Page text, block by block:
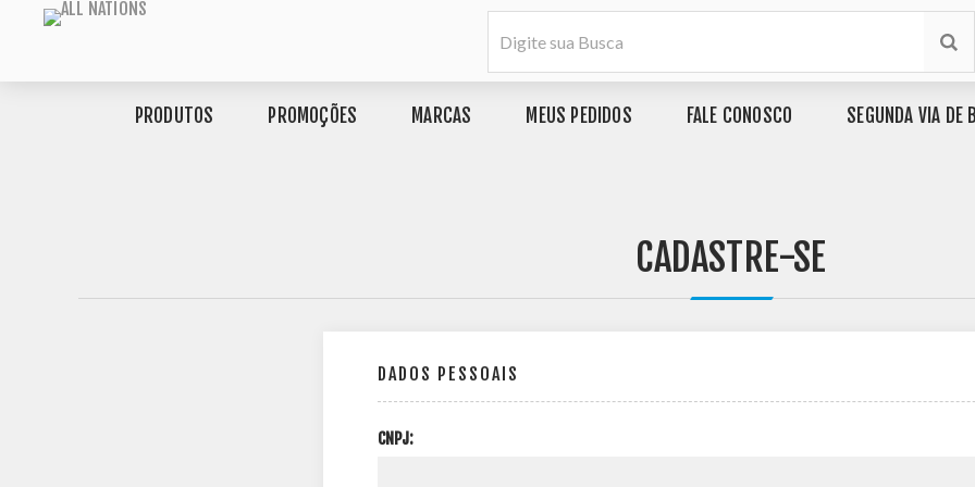
PRODUTOS PROMOÇÕES MARCAS MEUS PEDIDOS FALE CONOSCO SEGUNDA VIA DE
CADASTRE-SE
DADOS PESSOAIS
CNPJ: